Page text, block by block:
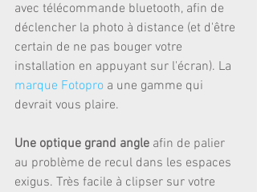
avec télécommande bluetooth, afin de
déclencher la photo à distance (et d'être
certain de ne pas bouger votre
installation en appuyant sur l'écran). La
marque Fotopro a une gamme qui
devrait vous plaire.
Une optique grand angle afin de palier
au problème de recul dans les espaces
exigus. Très facile à clipser sur votre